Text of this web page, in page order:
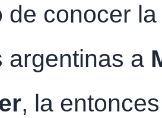
de conocer
argentinas a
, la